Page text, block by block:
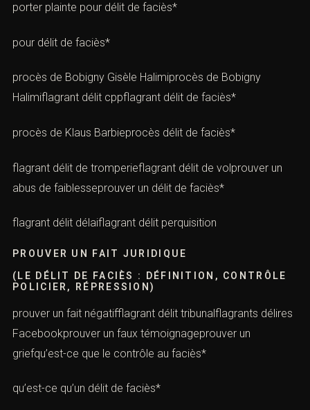
porter plainte pour délit de faciès*
pour délit de faciès*
procès de Bobigny Gisèle Halimiprocès de Bobigny
Halimiflagrant délit cppflagrant délit de faciès*
procès de Klaus Barbieprocès délit de faciès*
flagrant délit de tromperieflagrant délit de volprouver un
abus de faiblesseprouver un délit de faciès*
flagrant délit délaiflagrant délit perquisition
PROUVER UN FAIT JURIDIQUE
(LE DÉLIT DE FACIÈS : DÉFINITION, CONTRÔLE
POLICIER, RÉPRESSION)
prouver un fait négatifflagrant délit tribunalflagrants délires
Facebookprouver un faux témoignageprouver un
griefqu’est-ce que le contrôle au faciès*
qu’est-ce qu’un délit de faciès*